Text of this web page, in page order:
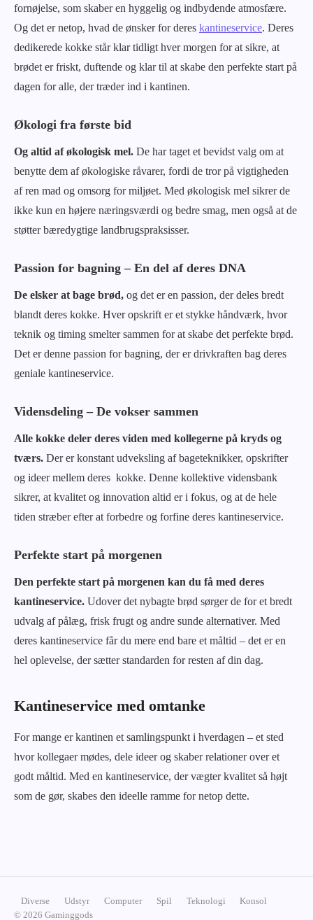
fornøjelse, som skaber en hyggelig og indbydende atmosfære.
Og det er netop, hvad de ønsker for deres kantineservice. Deres
dedikerede kokke står klar tidligt hver morgen for at sikre, at
brødet er friskt, duftende og klar til at skabe den perfekte start på
dagen for alle, der træder ind i kantinen.
Økologi fra første bid
Og altid af økologisk mel. De har taget et bevidst valg om at
benytte dem af økologiske råvarer, fordi de tror på vigtigheden
af ren mad og omsorg for miljøet. Med økologisk mel sikrer de
ikke kun en højere næringsværdi og bedre smag, men også at de
støtter bæredygtige landbrugspraksisser.
Passion for bagning – En del af deres DNA
De elsker at bage brød, og det er en passion, der deles bredt
blandt deres kokke. Hver opskrift er et stykke håndværk, hvor
teknik og timing smelter sammen for at skabe det perfekte brød.
Det er denne passion for bagning, der er drivkraften bag deres
geniale kantineservice.
Vidensdeling – De vokser sammen
Alle kokke deler deres viden med kollegerne på kryds og
tværs. Der er konstant udveksling af bageteknikker, opskrifter
og ideer mellem deres kokke. Denne kollektive vidensbank
sikrer, at kvalitet og innovation altid er i fokus, og at de hele
tiden stræber efter at forbedre og forfine deres kantineservice.
Perfekte start på morgenen
Den perfekte start på morgenen kan du få med deres
kantineservice. Udover det nybagte brød sørger de for et bredt
udvalg af pålæg, frisk frugt og andre sunde alternativer. Med
deres kantineservice får du mere end bare et måltid – det er en
hel oplevelse, der sætter standarden for resten af din dag.
Kantineservice med omtanke
For mange er kantinen et samlingspunkt i hverdagen – et sted
hvor kollegaer mødes, dele ideer og skaber relationer over et
godt måltid. Med en kantineservice, der vægter kvalitet så højt
som de gør, skabes den ideelle ramme for netop dette.
Diverse Udstyr Computer Spil Teknologi
Konsol
© 2026 Gaminggods